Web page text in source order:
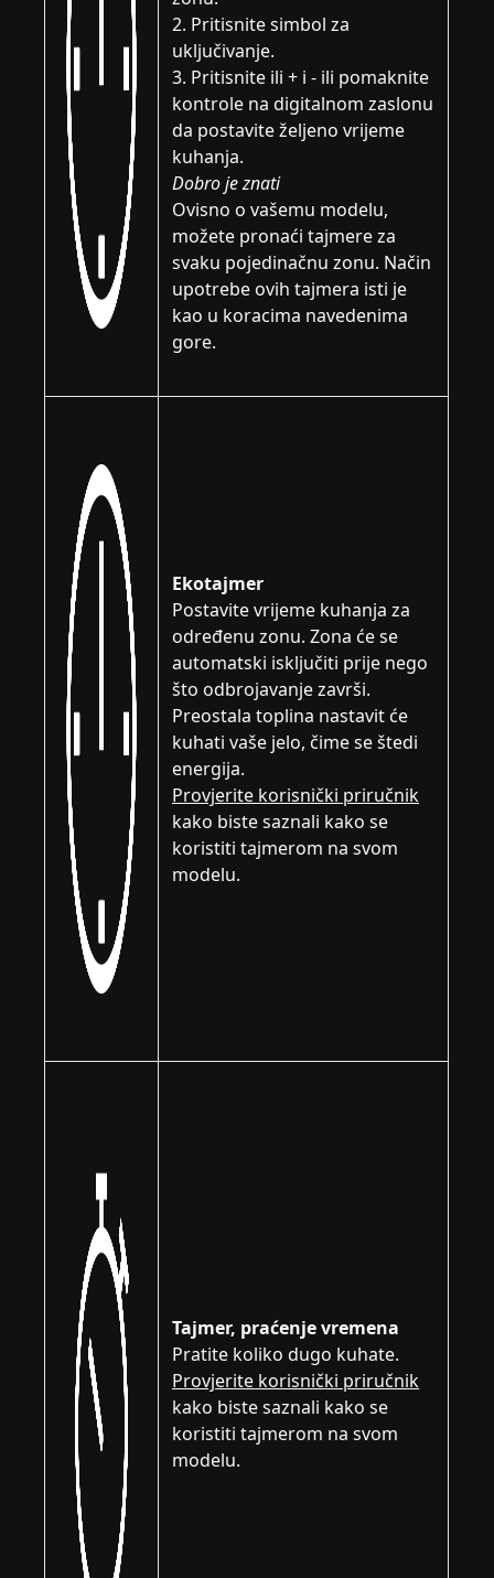
2. Pritisnite simbol za
uključivanje.
3. Pritisnite ili + i - ili pomaknite
kontrole na digitalnom zaslonu
da postavite željeno vrijeme
kuhanja.
Dobro je znati
Ovisno o vašemu modelu,
možete pronaći tajmere za
svaku pojedinačnu zonu. Način
upotrebe ovih tajmera isti je
kao u koracima navedenima
gore.
Ekotajmer
Postavite vrijeme kuhanja za
određenu zonu. Zona će se
automatski isključiti prije nego
što odbrojavanje završi.
Preostala toplina nastavit će
kuhati vaše jelo, čime se štedi
energija.
Provjerite korisnički priručnik
kako biste saznali kako se
koristiti tajmerom na svom
modelu.
Tajmer, praćenje vremena
Pratite koliko dugo kuhate.
Provjerite korisnički priručnik
kako biste saznali kako se
koristiti tajmerom na svom
modelu.